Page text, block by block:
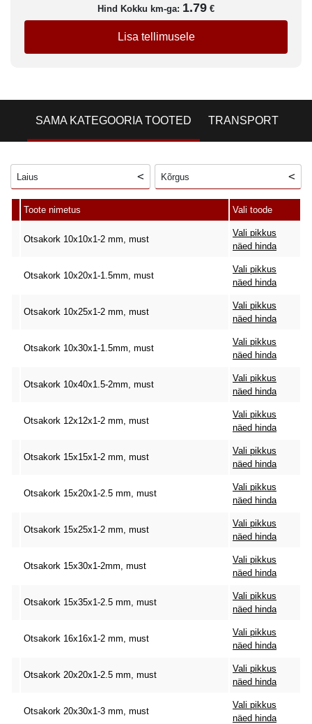
Hind Kokku km-ga: 1.79 €
Lisa tellimusele
SAMA KATEGOORIA TOOTED TRANSPORT
Laius Kõrgus
Toote nimetus Vali toode
Otsakork 10x10x1-2 mm, must
Vali pikkus
näed hinda
Otsakork 10x20x1-1.5mm, must
Vali pikkus
näed hinda
Otsakork 10x25x1-2 mm, must
Vali pikkus
näed hinda
Otsakork 10x30x1-1.5mm, must
Vali pikkus
näed hinda
Otsakork 10x40x1.5-2mm, must
Vali pikkus
näed hinda
Otsakork 12x12x1-2 mm, must
Vali pikkus
näed hinda
Otsakork 15x15x1-2 mm, must
Vali pikkus
näed hinda
Otsakork 15x20x1-2.5 mm, must
Vali pikkus
näed hinda
Otsakork 15x25x1-2 mm, must
Vali pikkus
näed hinda
Otsakork 15x30x1-2mm, must
Vali pikkus
näed hinda
Otsakork 15x35x1-2.5 mm, must
Vali pikkus
näed hinda
Otsakork 16x16x1-2 mm, must
Vali pikkus
näed hinda
Otsakork 20x20x1-2.5 mm, must
Vali pikkus
näed hinda
Otsakork 20x30x1-3 mm, must
Vali pikkus
näed hinda